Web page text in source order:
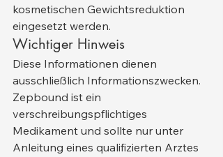
kosmetischen Gewichtsreduktion
eingesetzt werden.
Wichtiger Hinweis
Diese Informationen dienen
ausschließlich Informationszwecken.
Zepbound ist ein
verschreibungspflichtiges
Medikament und sollte nur unter
Anleitung eines qualifizierten Arztes